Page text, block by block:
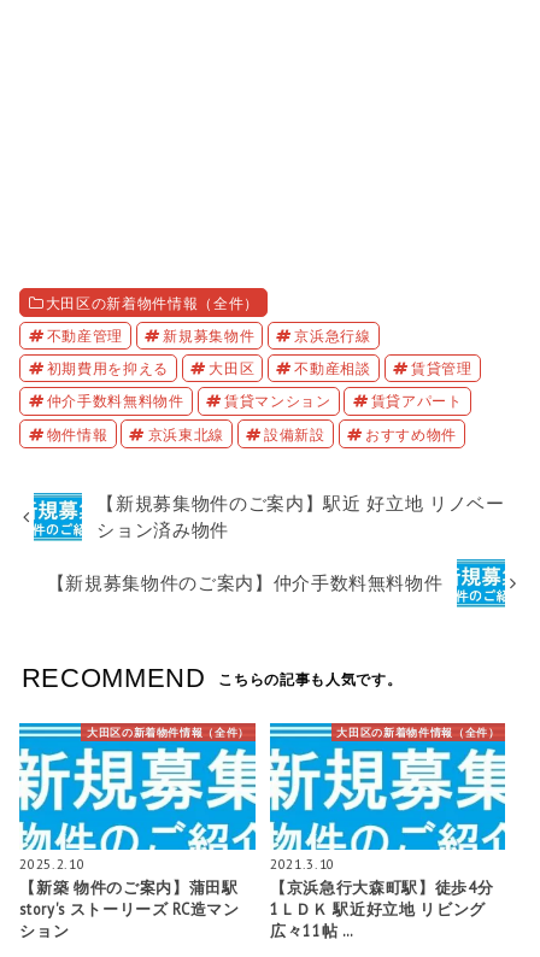
大田区の新着物件情報（全件）
不動産管理
新規募集物件
京浜急行線
初期費用を抑える
大田区 不動産相談
賃貸管理
仲介手数料無料物件
賃貸マンション
賃貸アパート
物件情報
京浜東北線 設備新設 おすすめ物件
【新規募集物件のご案内】駅近 好立地 リノベー
ション済み物件
【新規募集物件のご案内】仲介手数料無料物件
RECOMMEND こちらの記事も人気です。
大田区の新着物件情報（全件）
2025.2.10
【新築 物件のご案内】蒲田駅
story's ストーリーズ RC造マン
ション
大田区の新着物件情報（全件）
2021.3.10
【京浜急行大森町駅】徒歩4分
1ＬＤＫ 駅近好立地 リビング
広々11帖 …